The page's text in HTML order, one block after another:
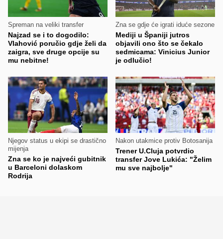
Spreman na veliki transfer
Najzad se i to dogodilo:
Vlahović poručio gdje želi da
zaigra, sve druge opcije su
mu nebitne!
Zna se gdje će igrati iduće sezone
Mediji u Španiji jutros
objavili ono što se čekalo
sedmicama: Vinicius Junior
je odlučio!
Njegov status u ekipi se drastično
mijenja
Zna se ko je najveći gubitnik
u Barceloni dolaskom
Rodrija
Nakon utakmice protiv Botosanija
Trener U.Cluja potvrdio
transfer Jove Lukića: "Želim
mu sve najbolje"